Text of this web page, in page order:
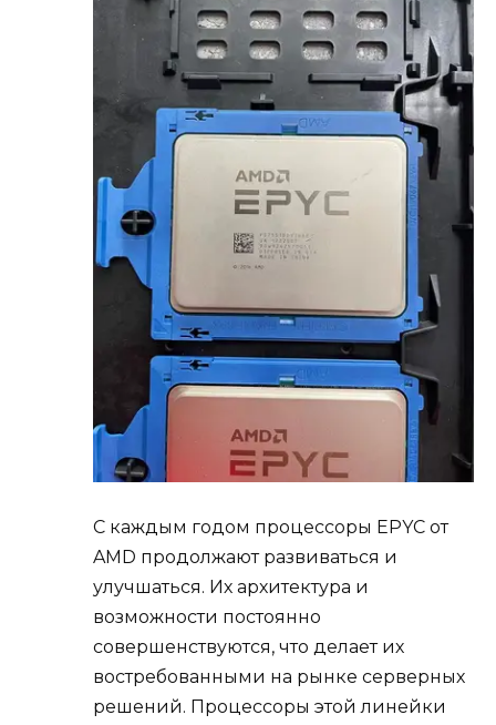
С каждым годом процессоры EPYC от
AMD продолжают развиваться и
улучшаться. Их архитектура и
возможности постоянно
совершенствуются, что делает их
востребованными на рынке серверных
решений. Процессоры этой линейки